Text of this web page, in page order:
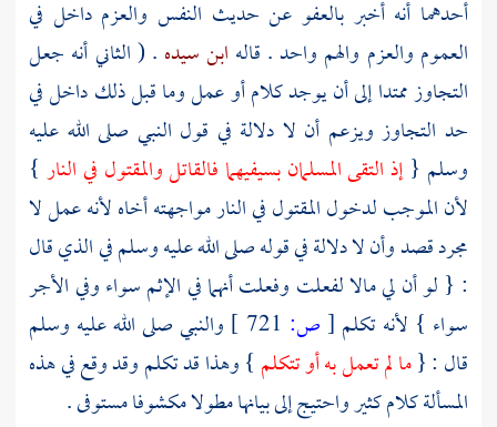
أحدهما أنه أخبر بالعفو عن حديث النفس والعزم داخل في
العموم والعزم والهم واحد . قاله ابن سيده . ( الثاني أنه جعل
التجاوز ممتدا إلى أن يوجد كلام أو عمل وما قبل ذلك داخل في
حد التجاوز ويزعم أن لا دلالة في قول النبي صلى الله عليه
وسلم {إذ التقى المسلمان بسيفيهما فالقاتل والمقتول في النار }
لأن الموجب لدخول المقتول في النار مواجهته أخاه لأنه عمل لا
مجرد قصد وأن لا دلالة في قوله صلى الله عليه وسلم في الذي قال
: { لو أن لي مالا لفعلت وفعلت أنهما في الإثم سواء وفي الأجر
سواء } لأنه تكلم [ص:
والنبي صلى الله عليه وسلم
قال : {ما لم تعمل به أو تتكلم } وهذا قد تكلم وقد وقع في هذه
المسألة كلام كثير واحتيج إلى بيانها مطولا مكشوفا مستوفى .